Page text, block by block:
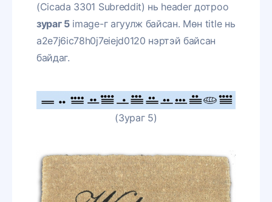
(Cicada 3301 Subreddit) нь header дотроо
зураг 5image-г агуулж байсан. Мөн title нь
a2e7j6ic78h0j7eiejd0120 нэртэй байсан
байдаг.
(Зураг 5)